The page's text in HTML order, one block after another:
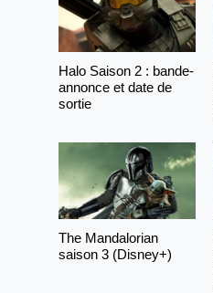
Halo Saison 2 : bande-
annonce et date de
sortie
The Mandalorian
saison 3 (Disney+)